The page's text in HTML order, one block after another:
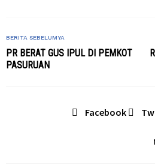
BERITA SEBELUMYA
PR BERAT GUS IPUL DI PEMKOT
PASURUAN
Facebook